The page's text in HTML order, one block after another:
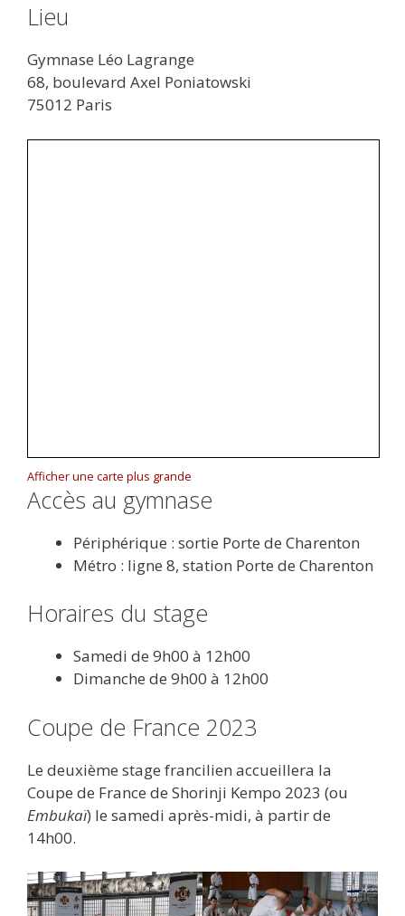
Lieu
Gymnase Léo Lagrange
68, boulevard Axel Poniatowski
75012 Paris
Afficher une carte plus grande
Accès au gymnase
Périphérique : sortie Porte de Charenton
Métro : ligne 8, station Porte de Charenton
Horaires du stage
Samedi de 9h00 à 12h00
Dimanche de 9h00 à 12h00
Coupe de France 2023
Le deuxième stage francilien accueillera la
Coupe de France de Shorinji Kempo 2023 (ou
Embukaï) le samedi après-midi, à partir de
14h00.